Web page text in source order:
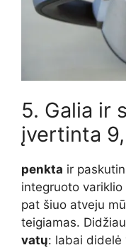
5. Galia ir
įvertinta
penkta ir
integruoto
pat šiuo atveju
teigiamas.
vatų: labai didelė